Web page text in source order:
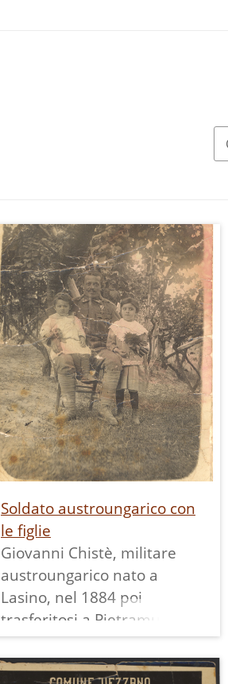
Soldato austroungarico con
le figlie
Giovanni Chistè, militare
austroungarico nato a
Lasino, nel 1884 poi
trasferitosi a Pietramurata,
posa con le figlie Carmela e
Maria Chistè (1912-1914).